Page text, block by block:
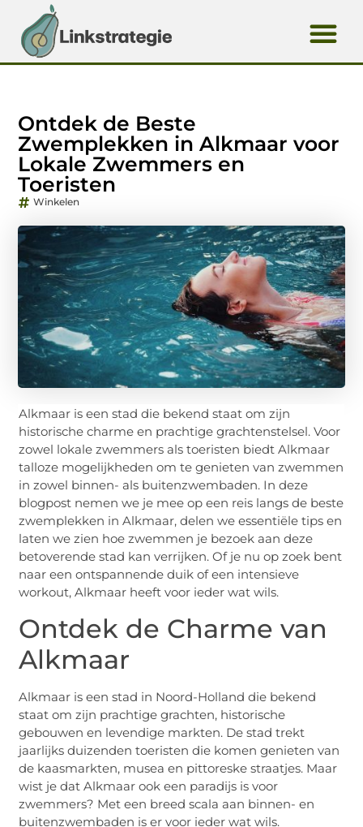
Ontdek de Beste
Zwemplekken in Alkmaar voor
Lokale Zwemmers en
Toeristen
Winkelen
Alkmaar is een stad die bekend staat om zijn
historische charme en prachtige grachtenstelsel. Voor
zowel lokale zwemmers als toeristen biedt Alkmaar
talloze mogelijkheden om te genieten van zwemmen
in zowel binnen- als buitenzwembaden. In deze
blogpost nemen we je mee op een reis langs de beste
zwemplekken in Alkmaar, delen we essentiële tips en
laten we zien hoe zwemmen je bezoek aan deze
betoverende stad kan verrijken. Of je nu op zoek bent
naar een ontspannende duik of een intensieve
workout, Alkmaar heeft voor ieder wat wils.
Ontdek de Charme van
Alkmaar
Alkmaar is een stad in Noord-Holland die bekend
staat om zijn prachtige grachten, historische
gebouwen en levendige markten. De stad trekt
jaarlijks duizenden toeristen die komen genieten van
de kaasmarkten, musea en pittoreske straatjes. Maar
wist je dat Alkmaar ook een paradijs is voor
zwemmers? Met een breed scala aan binnen- en
buitenzwembaden is er voor ieder wat wils.